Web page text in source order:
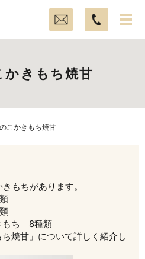
きもち焼甘
こかきもち焼甘
もちがあります。
もち 8種類
焼甘」について詳しく紹介し